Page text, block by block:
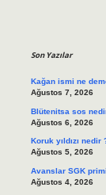
Son Yazılar
Kağan ismi ne
Ağustos 7, 2026
Blütenitsa sos
Ağustos 6, 2026
Koruk yıldızı nedir
Ağustos 5, 2026
Avanslar SGK
Ağustos 4, 2026